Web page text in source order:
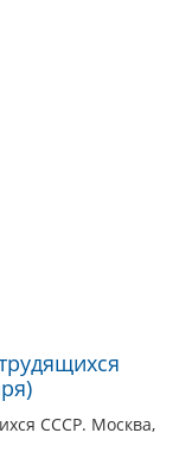
СССР. Москва,